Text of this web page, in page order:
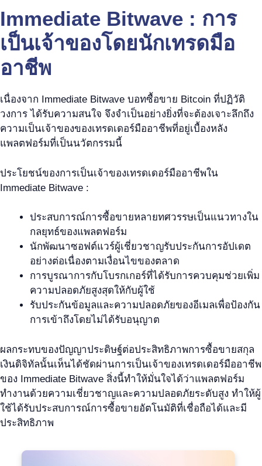
Immediate Bitwave : การ
เป็นเจ้าของโดยนักเทรดมือ
อาชีพ
เนื่องจาก Immediate Bitwave บอทซื้อขาย Bitcoin ที่ปฏิวัติ
วงการ ได้รับความสนใจ จึงจำเป็นอย่างยิ่งที่จะต้องเจาะลึกถึง
ความเป็นเจ้าของของเทรดเดอร์มืออาชีพที่อยู่เบื้องหลัง
แพลตฟอร์มที่เป็นนวัตกรรมนี้
ประโยชน์ของการเป็นเจ้าของเทรดเดอร์มืออาชีพใน
Immediate Bitwave :
ประสบการณ์การซื้อขายหลายทศวรรษเป็นแนวทางใน
กลยุทธ์ของแพลตฟอร์ม
นักพัฒนาซอฟต์แวร์ผู้เชี่ยวชาญรับประกันการอัปเดต
อย่างต่อเนื่องตามเงื่อนไขของตลาด
การบูรณาการกับโบรกเกอร์ที่ได้รับการควบคุมช่วยเพิ่ม
ความปลอดภัยสูงสุดให้กับผู้ใช้
รับประกันข้อมูลและความปลอดภัยของอีเมลเพื่อป้องกัน
การเข้าถึงโดยไม่ได้รับอนุญาต
ผลกระทบของปัญญาประดิษฐ์ต่อประสิทธิภาพการซื้อขายสกุล
เงินดิจิทัลนั้นเห็นได้ชัดผ่านการเป็นเจ้าของเทรดเดอร์มืออาชีพ
ของ Immediate Bitwave สิ่งนี้ทำให้มั่นใจได้ว่าแพลตฟอร์ม
ทำงานด้วยความเชี่ยวชาญและความปลอดภัยระดับสูง ทำให้ผู้
ใช้ได้รับประสบการณ์การซื้อขายอัตโนมัติที่เชื่อถือได้และมี
ประสิทธิภาพ